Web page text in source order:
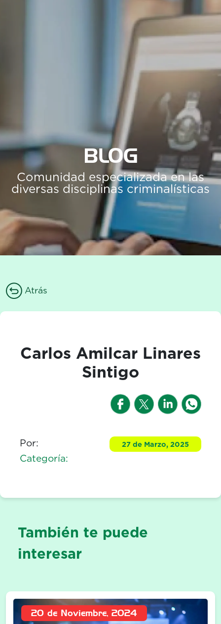
BLOG
Comunidad especializada en las
diversas disciplinas criminalísticas
Atrás
Carlos Amilcar Linares
Sintigo
Por: 27 de Marzo, 2025
Categoría:
También te puede
interesar
20 de Noviembre, 2024